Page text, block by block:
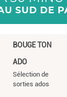
BOUGE TON
ADO
Sélection de
sorties ados